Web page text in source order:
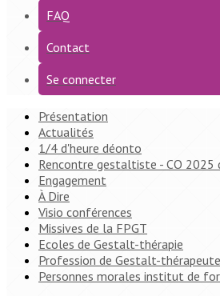
FAQ
Contact
Se connecter
Présentation
Actualités
1/4 d'heure déonto
Rencontre gestaltiste - CO 2025
Engagement
À Dire
Visio conférences
Missives de la FPGT
Ecoles de Gestalt-thérapie
Profession de Gestalt-thérapeute
Personnes morales institut de